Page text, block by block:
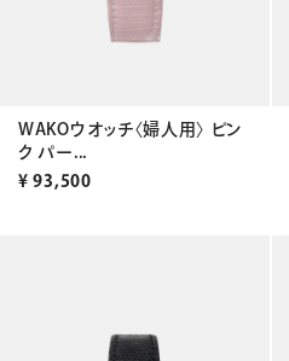
WAKOウオッチ〈婦人用〉 ピン
ク パー...
¥ 93,500